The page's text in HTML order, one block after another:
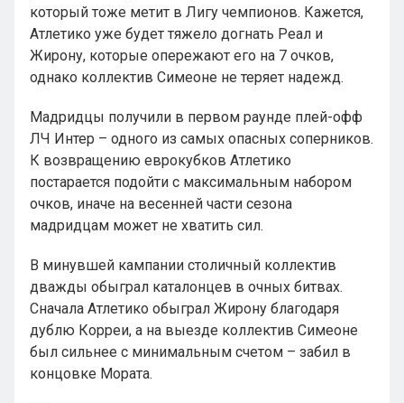
который тоже метит в Лигу чемпионов. Кажется,
Атлетико уже будет тяжело догнать Реал и
Жирону, которые опережают его на 7 очков,
однако коллектив Симеоне не теряет надежд.
Мадридцы получили в первом раунде плей-офф
ЛЧ Интер – одного из самых опасных соперников.
К возвращению еврокубков Атлетико
постарается подойти с максимальным набором
очков, иначе на весенней части сезона
мадридцам может не хватить сил.
В минувшей кампании столичный коллектив
дважды обыграл каталонцев в очных битвах.
Сначала Атлетико обыграл Жирону благодаря
дублю Корреи, а на выезде коллектив Симеоне
был сильнее с минимальным счетом – забил в
концовке Мората.